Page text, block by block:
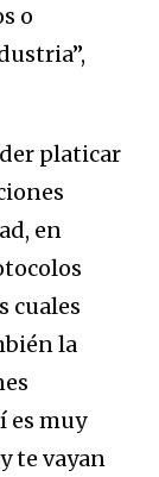
o
platicar
en
cuales
la
es muy
te vayan